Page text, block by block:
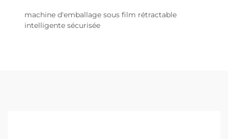
machine d'emballage sous film rétractable
intelligente sécurisée